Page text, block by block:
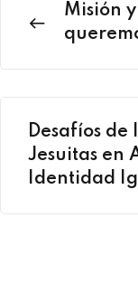
Misión
Desafíos de
Jesuitas en
Identidad